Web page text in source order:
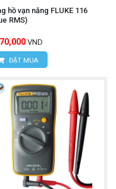
hồ vạn năng FLUKE 116
RMS)
VND
ĐẶT MUA